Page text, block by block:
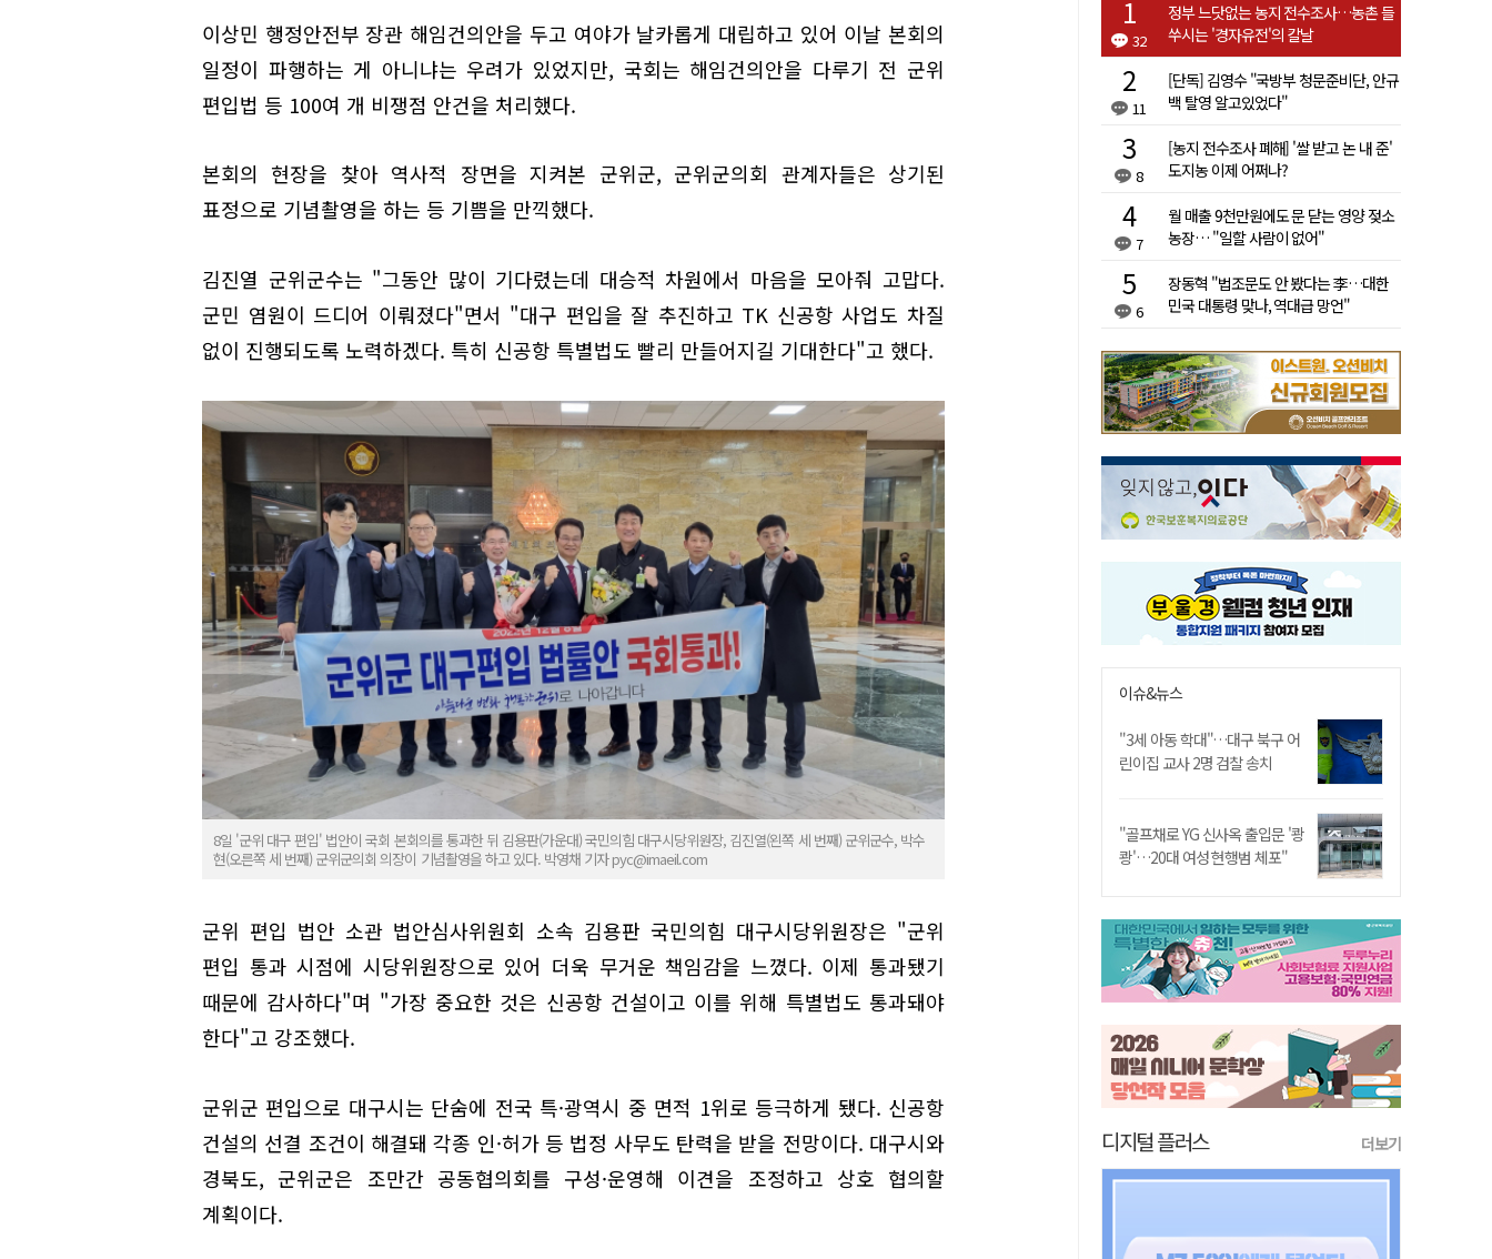
이상민 행정안전부 장관 해임건의안을 두고 여야가 날카롭게 대립하고 있어 이날 본회의
일정이 파행하는 게 아니냐는 우려가 있었지만, 국회는 해임건의안을 다루기 전 군위
편입법 등 100여 개 비쟁점 안건을 처리했다.
본회의 현장을 찾아 역사적 장면을 지켜본 군위군, 군위군의회 관계자들은 상기된
표정으로 기념촬영을 하는 등 기쁨을 만끽했다.
김진열 군위군수는 "그동안 많이 기다렸는데 대승적 차원에서 마음을 모아줘 고맙다.
군민 염원이 드디어 이뤄졌다"면서 "대구 편입을 잘 추진하고 TK 신공항 사업도 차질
없이 진행되도록 노력하겠다. 특히 신공항 특별법도 빨리 만들어지길 기대한다"고 했다.
8일 '군위 대구 편입' 법안이 국회 본회의를 통과한 뒤 김용판(가운대) 국민의힘 대구시당위원장, 김진열(왼쪽 세 번째) 군위군수, 박수
현(오른쪽 세 번째) 군위군의회 의장이 기념촬영을 하고 있다. 박영채 기자 pyc@imaeil.com
군위 편입 법안 소관 법안심사위원회 소속 김용판 국민의힘 대구시당위원장은 "군위
편입 통과 시점에 시당위원장으로 있어 더욱 무거운 책임감을 느꼈다. 이제 통과됐기
때문에 감사하다"며 "가장 중요한 것은 신공항 건설이고 이를 위해 특별법도 통과돼야
한다"고 강조했다.
군위군 편입으로 대구시는 단숨에 전국 특·광역시 중 면적 1위로 등극하게 됐다. 신공항
건설의 선결 조건이 해결돼 각종 인·허가 등 법정 사무도 탄력을 받을 전망이다. 대구시와
경북도, 군위군은 조만간 공동협의회를 구성·운영해 이견을 조정하고 상호 협의할
계획이다.
32
정부 느닷없는 농지 전수조사…농촌 들
쑤시는 '경자유전'의 칼날
11
[단독] 김영수 "국방부 청문준비단, 안규
백 탈영 알고있었다"
8
[농지 전수조사 폐해] '쌀 받고 논 내 준'
도지농 이제 어쩌나?
7
월 매출 9천만원에도 문 닫는 영양 젖소
농장… "일할 사람이 없어"
6
장동혁 "법조문도 안 봤다는 李…대한
민국 대통령 맞나, 역대급 망언"
이슈&뉴스
"3세 아동 학대"…대구 북구 어
린이집 교사 2명 검찰 송치
"골프채로 YG 신사옥 출입문 '쾅
쾅'…20대 여성 현행범 체포"
디지털 플러스 더보기